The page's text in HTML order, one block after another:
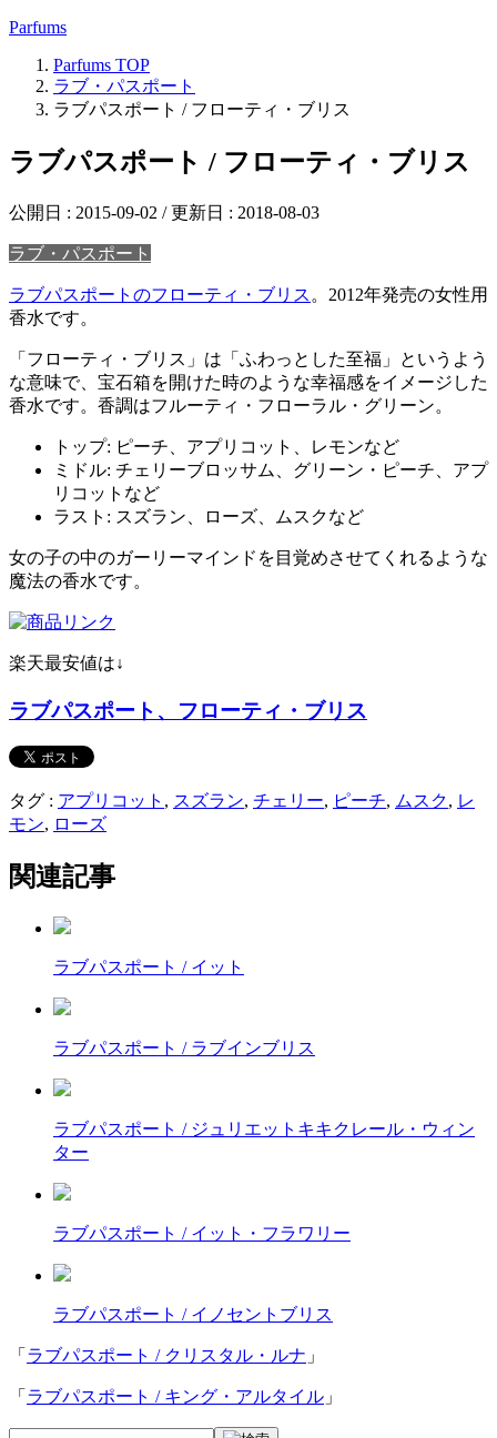
Parfums
Parfums TOP
ラブ・パスポート
ラブパスポート / フローティ・ブリス
ラブパスポート / フローティ・ブリス
公開日 : 2015-09-02 / 更新日 : 2018-08-03
ラブ・パスポート
ラブパスポートのフローティ・ブリス 。2012年発売の女性用
香水です。
「フローティ・ブリス」は「ふわっとした至福」というよう
な意味で、宝石箱を開けた時のような幸福感をイメージした
香水です。香調はフルーティ・フローラル・グリーン。
トップ: ピーチ、アプリコット、レモンなど
ミドル: チェリーブロッサム、グリーン・ピーチ、アプ
リコットなど
ラスト: スズラン、ローズ、ムスクなど
女の子の中のガーリーマインドを目覚めさせてくれるような
魔法の香水です。
楽天最安値は↓
ラブパスポート、フローティ・ブリス
タグ : アプリコット , スズラン, チェリー, ピーチ, ムスク, レ
モン, ローズ
関連記事
ラブパスポート / イット
ラブパスポート / ラブインブリス
ラブパスポート / ジュリエットキキクレール・ウィン
ター
ラブパスポート / イット・フラワリー
ラブパスポート / イノセントブリス
「 ラブパスポート / クリスタル・ルナ 」
「 ラブパスポート / キング・アルタイル 」